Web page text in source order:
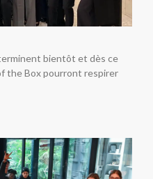
bientôt et dès ce
the Box pourront respirer